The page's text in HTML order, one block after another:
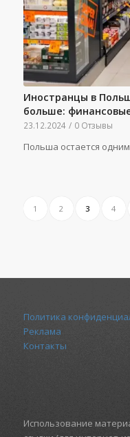
Иностранцы в
больше:
23.12.2024 / 0 Отзывы
Польша остается
1 2 3 4
Политика
Реклама
Контакты
Использование